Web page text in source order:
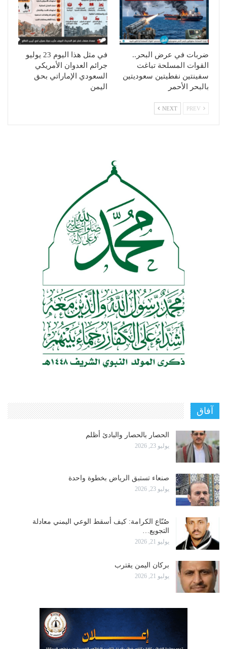
ضربات في عرض البحر..
القوات المسلحة تباغت
سفينتين نفطيتين سعوديتين
بالبحر الأحمر
في مثل هذا اليوم 23 يوليو
جرائم العدوان الأمريكي
السعودي الإماراتي بحق
اليمن
NEXT
آفاق
الحصار بالحصار والبادئ أظلم
يوليو 23, 2026
صنعاء تستبق الرياض بخطوة واحدة
يوليو 23, 2026
صُنّاع الكرامة: كيف أسقط الوعي اليمني معادلة
التجويع…
يوليو 21, 2026
بركان اليمن يقترب
يوليو 21, 2026